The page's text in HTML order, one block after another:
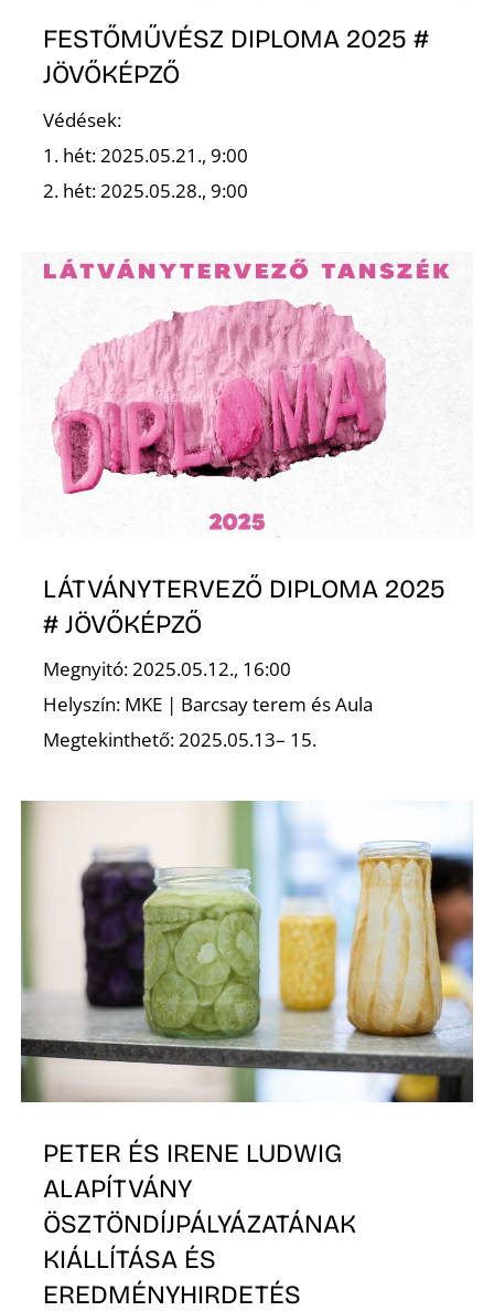
FESTŐMŰVÉSZ DIPLOMA 2025 #
JÖVŐKÉPZŐ
Védések:
1. hét: 2025.05.21., 9:00
2. hét: 2025.05.28., 9:00
LÁTVÁNYTERVEZŐ DIPLOMA 2025
# JÖVŐKÉPZŐ
Megnyitó: 2025.05.12., 16:00
Helyszín: MKE | Barcsay terem és Aula
Megtekinthető: 2025.05.13– 15.
PETER ÉS IRENE LUDWIG
ALAPÍTVÁNY
ÖSZTÖNDÍJPÁLYÁZATÁNAK
KIÁLLÍTÁSA ÉS
EREDMÉNYHIRDETÉS